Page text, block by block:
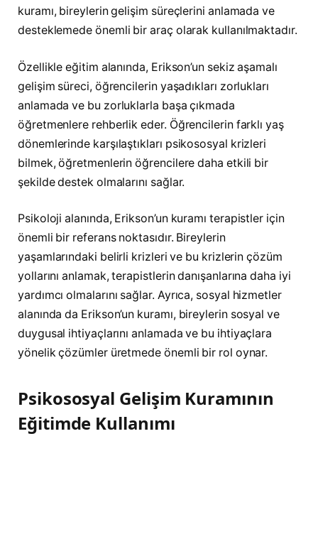
kuramı, bireylerin gelişim süreçlerini anlamada ve
desteklemede önemli bir araç olarak kullanılmaktadır.
Özellikle eğitim alanında, Erikson’un sekiz aşamalı
gelişim süreci, öğrencilerin yaşadıkları zorlukları
anlamada ve bu zorluklarla başa çıkmada
öğretmenlere rehberlik eder. Öğrencilerin farklı yaş
dönemlerinde karşılaştıkları psikososyal krizleri
bilmek, öğretmenlerin öğrencilere daha etkili bir
şekilde destek olmalarını sağlar.
Psikoloji alanında, Erikson’un kuramı terapistler için
önemli bir referans noktasıdır. Bireylerin
yaşamlarındaki belirli krizleri ve bu krizlerin çözüm
yollarını anlamak, terapistlerin danışanlarına daha iyi
yardımcı olmalarını sağlar. Ayrıca, sosyal hizmetler
alanında da Erikson’un kuramı, bireylerin sosyal ve
duygusal ihtiyaçlarını anlamada ve bu ihtiyaçlara
yönelik çözümler üretmede önemli bir rol oynar.
Psikososyal Gelişim Kuramının
Eğitimde Kullanımı